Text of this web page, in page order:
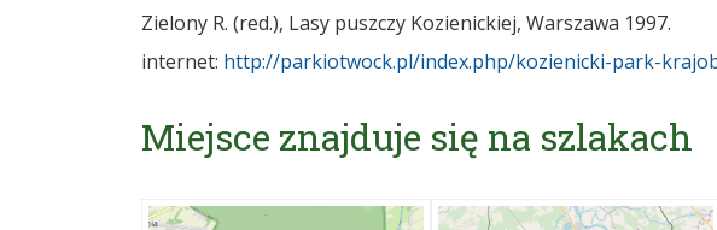
Zielony R. (red.), Lasy puszczy Kozienickiej, Warszawa 1997.
internet: http://parkiotwock.pl/index.php/kozienicki-park-
Miejsce znajduje się na szlakach